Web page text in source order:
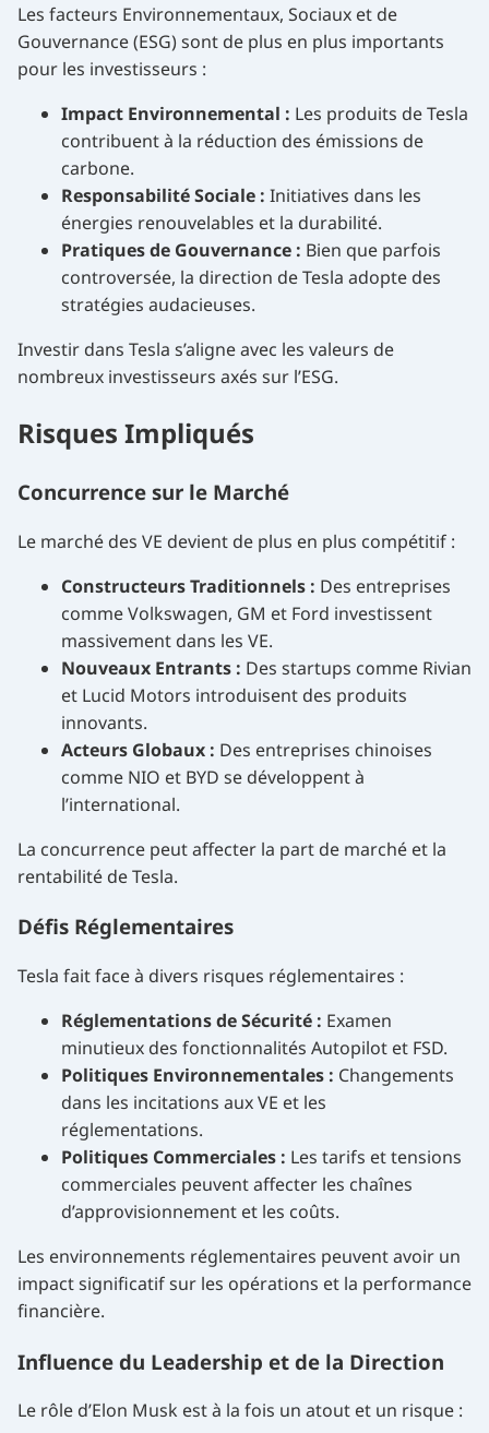
Les facteurs Environnementaux, Sociaux et de
Gouvernance (ESG) sont de plus en plus importants
pour les investisseurs :
Impact Environnemental : Les produits de Tesla
contribuent à la réduction des émissions de
carbone.
Responsabilité Sociale : Initiatives dans les
énergies renouvelables et la durabilité.
Pratiques de Gouvernance : Bien que parfois
controversée, la direction de Tesla adopte des
stratégies audacieuses.
Investir dans Tesla s’aligne avec les valeurs de
nombreux investisseurs axés sur l’ESG.
Risques Impliqués
Concurrence sur le Marché
Le marché des VE devient de plus en plus compétitif :
Constructeurs Traditionnels : Des entreprises
comme Volkswagen, GM et Ford investissent
massivement dans les VE.
Nouveaux Entrants : Des startups comme Rivian
et Lucid Motors introduisent des produits
innovants.
Acteurs Globaux : Des entreprises chinoises
comme NIO et BYD se développent à
l’international.
La concurrence peut affecter la part de marché et la
rentabilité de Tesla.
Défis Réglementaires
Tesla fait face à divers risques réglementaires :
Réglementations de Sécurité : Examen
minutieux des fonctionnalités Autopilot et FSD.
Politiques Environnementales : Changements
dans les incitations aux VE et les
réglementations.
Politiques Commerciales : Les tarifs et tensions
commerciales peuvent affecter les chaînes
d’approvisionnement et les coûts.
Les environnements réglementaires peuvent avoir un
impact significatif sur les opérations et la performance
financière.
Influence du Leadership et de la Direction
Le rôle d’Elon Musk est à la fois un atout et un risque :